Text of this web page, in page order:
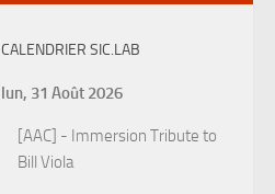
CALENDRIER SIC.LAB
lun, 31 Août 2026
[AAC] - Immersion Tribute to
Bill Viola